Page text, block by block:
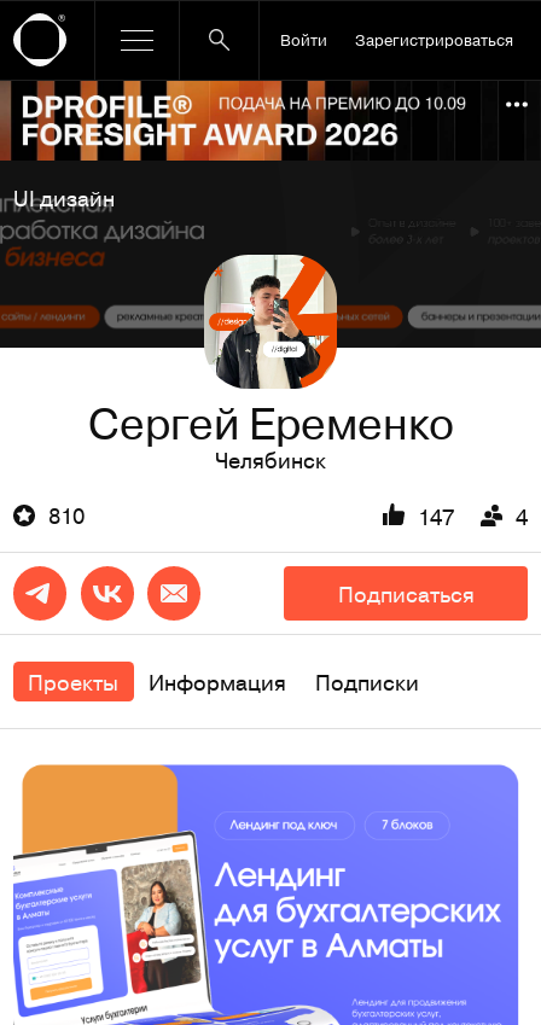
Войти Зарегистрироваться
Ссылка баннера
UI дизайн
Сергей Еременко
Челябинск
810
147 4
Подписаться
Проекты Информация Подписки